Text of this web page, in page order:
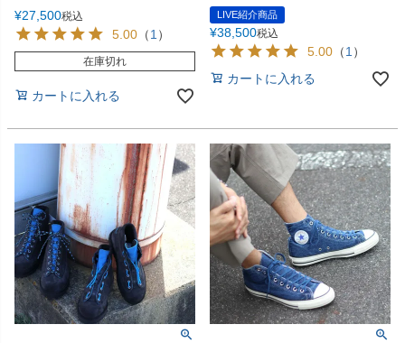
¥27,500税込
5.00 （1 ）
在庫切れ
カートに入れる
LIVE紹介商品
¥38,500税込
5.00 （1 ）
カートに入れる